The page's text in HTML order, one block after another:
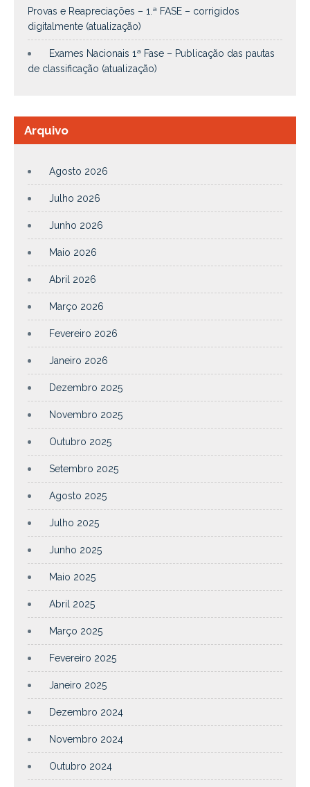
Provas e Reapreciações – 1.ª FASE – corrigidos
digitalmente (atualização)
Exames Nacionais 1ª Fase – Publicação das pautas
de classificação (atualização)
Arquivo
Agosto 2026
Julho 2026
Junho 2026
Maio 2026
Abril 2026
Março 2026
Fevereiro 2026
Janeiro 2026
Dezembro 2025
Novembro 2025
Outubro 2025
Setembro 2025
Agosto 2025
Julho 2025
Junho 2025
Maio 2025
Abril 2025
Março 2025
Fevereiro 2025
Janeiro 2025
Dezembro 2024
Novembro 2024
Outubro 2024